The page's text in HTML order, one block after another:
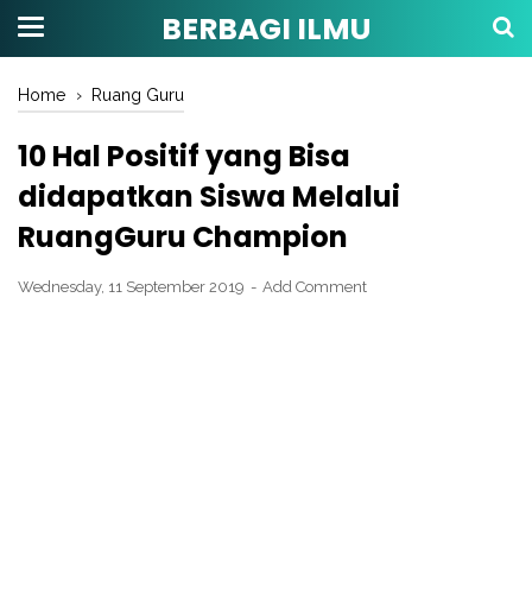
BERBAGI ILMU
Home › Ruang Guru
10 Hal Positif yang Bisa
didapatkan Siswa Melalui
RuangGuru Champion
Wednesday, 11 September 2019 Add Comment